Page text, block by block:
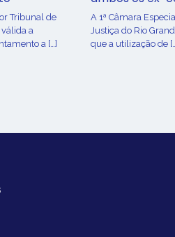
Tribunal de
válida a
a […]
A 1ª Câmara
Justiça do Rio
que a utilização de